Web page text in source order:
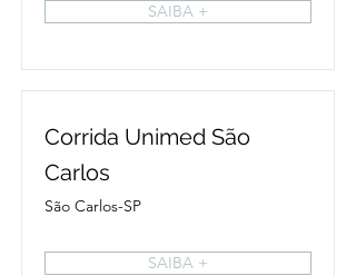
SAIBA +
Corrida Unimed São
Carlos
São Carlos-SP
SAIBA +